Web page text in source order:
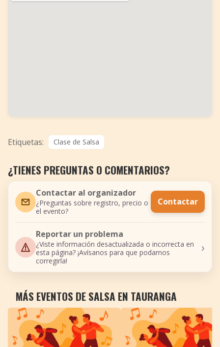
Etiquetas: Clase de Salsa
¿TIENES PREGUNTAS O COMENTARIOS?
Contactar al organizador
¿Preguntas sobre registro, precio o
el evento?
Contactar
Reportar un problema
¿Viste información desactualizada o incorrecta en
esta página? ¡Avísanos para que podamos
corregirla!
›
MÁS EVENTOS DE SALSA EN TAURANGA